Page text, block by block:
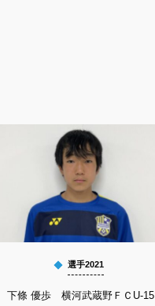
選手2021
下條 優歩 横河武蔵野ＦＣU-15